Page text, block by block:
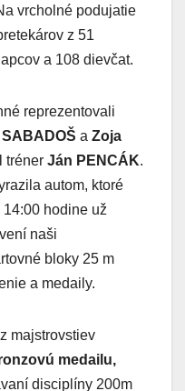
vrcholné podujatie
z 51
a 108 dievčat.
reprezentovali
a Zoja
tréner Ján PENCÁK.
autom, ktoré
hodine už
naši
bloky 25 m
a medaily.
majstrovstiev
medailu,
disciplíny 200m